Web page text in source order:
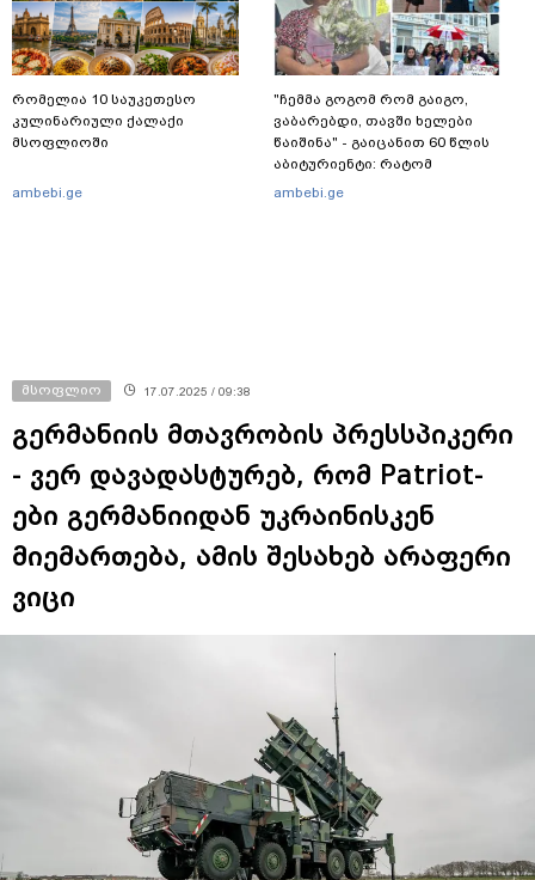
რომელია 10 საუკეთესო
კულინარიული ქალაქი
მსოფლიოში
ambebi.ge
"ჩემმა გოგომ რომ გაიგო,
ვაბარებდი, თავში ხელები
წაიშინა" - გაიცანით 60 წლის
აბიტურიენტი: რატომ
გადაწყვიტა ბაგრატიონთა
ambebi.ge
მსოფლიო 17.07.2025 / 09:38
გერმანიის მთავრობის პრესსპიკერი
- ვერ დავადასტურებ, რომ Patriot-
ები გერმანიიდან უკრაინისკენ
მიემართება, ამის შესახებ არაფერი
ვიცი